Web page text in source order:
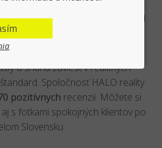
- Tatjana Čapanda
viac klientov oceňuje naše
a snahu zaviesť v realitných
Spoločnosť HALO reality
pozitívnych recenzií. Môžete si
s fotkami spokojných klientov po
Slovensku.